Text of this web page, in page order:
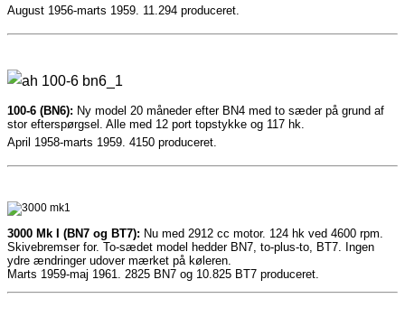
August 1956-marts 1959. 11.294 produceret.
100-6 (BN6): Ny model 20 måneder efter BN4 med to sæder på grund af
stor efterspørgsel. Alle med 12 port topstykke og 117 hk.
April 1958-marts 1959. 4150 produceret.
3000 Mk I (BN7 og BT7): Nu med 2912 cc motor. 124 hk ved 4600 rpm.
Skivebremser for. To-sædet model hedder BN7, to-plus-to, BT7. Ingen
ydre ændringer udover mærket på køleren.
Marts 1959-maj 1961. 2825 BN7 og 10.825 BT7 produceret.